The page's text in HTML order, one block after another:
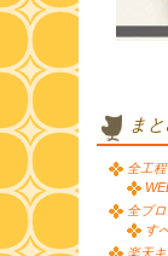
ま
全工
全ブ
す
楽天